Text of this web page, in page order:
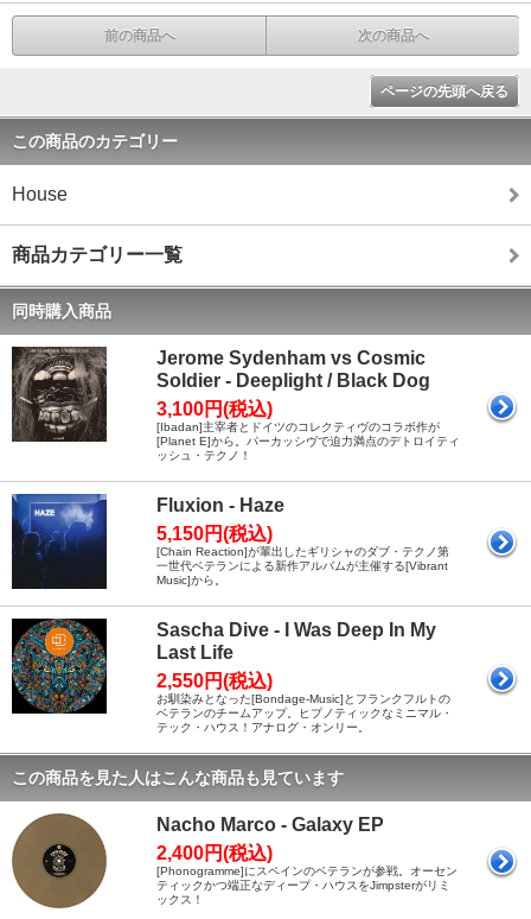
前の商品へ 次の商品へ
ページの先頭へ戻る
この商品のカテゴリー
House
商品カテゴリー一覧
同時購入商品
Jerome Sydenham vs Cosmic
Soldier - Deeplight / Black Dog
3,100円(税込)
[Ibadan]主宰者とドイツのコレクティヴのコラボ作が
[Planet E]から。パーカッシヴで迫力満点のデトロイティ
ッシュ・テクノ！
Fluxion - Haze
5,150円(税込)
[Chain Reaction]が輩出したギリシャのダブ・テクノ第
一世代ベテランによる新作アルバムが主催する[Vibrant
Music]から。
Sascha Dive - I Was Deep In My
Last Life
2,550円(税込)
お馴染みとなった[Bondage-Music]とフランクフルトの
ベテランのチームアップ。ヒプノティックなミニマル・
テック・ハウス！アナログ・オンリー。
この商品を見た人はこんな商品も見ています
Nacho Marco - Galaxy EP
2,400円(税込)
[Phonogramme]にスペインのベテランが参戦。オーセン
ティックかつ端正なディープ・ハウスをJimpsterがリミ
ックス！